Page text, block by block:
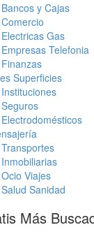
y Cajas
Gas
Telefonia
Superficies
Viajes
Sanidad
Más